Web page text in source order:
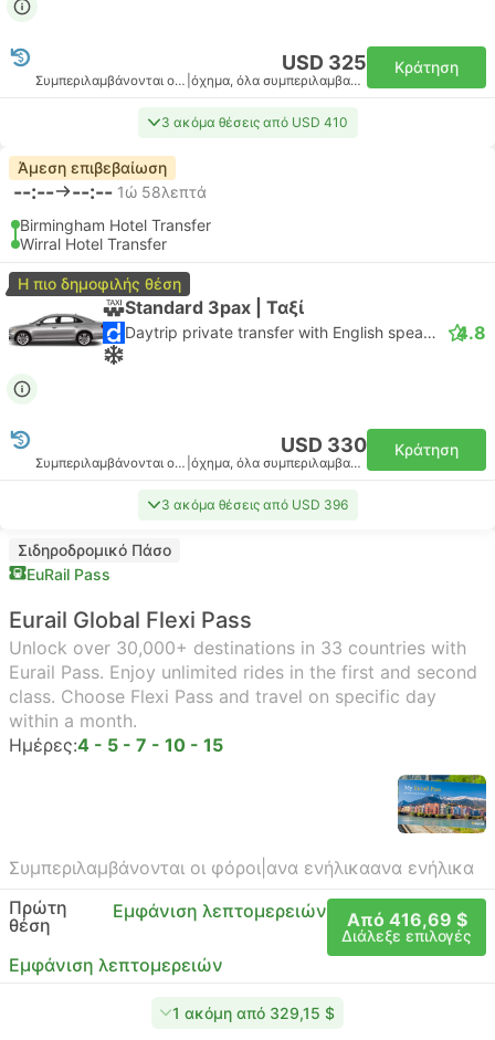
USD 325
Συμπεριλαμβάνονται οι φόροι όχημα, όλα συμπεριλαμβανομένου
Κράτηση
3 ακόμα θέσεις από USD 410
Άμεση επιβεβαίωση
--:-- --:-- 1ώ 58λεπτά
Birmingham Hotel Transfer
Wirral Hotel Transfer
Η πιο δημοφιλής θέση
Standard 3pax | Ταξί
Daytrip private transfer with English speaking driver 4.8
USD 330
Συμπεριλαμβάνονται οι φόροι όχημα, όλα συμπεριλαμβανομένου
Κράτηση
3 ακόμα θέσεις από USD 396
Σιδηροδρομικό Πάσο
EuRail Pass
Eurail Global Flexi Pass
Unlock over 30,000+ destinations in 33 countries with
Eurail Pass. Enjoy unlimited rides in the first and second
class. Choose Flexi Pass and travel on specific day
within a month.
Ημέρες:4 - 5 - 7 - 10 - 15
Συμπεριλαμβάνονται οι φόροι ανα ενήλικαανα ενήλικα
Πρώτη
θέση
Εμφάνιση λεπτομερειών Από 416,69 $
Διάλεξε επιλογές
Εμφάνιση λεπτομερειών
1 ακόμη από 329,15 $